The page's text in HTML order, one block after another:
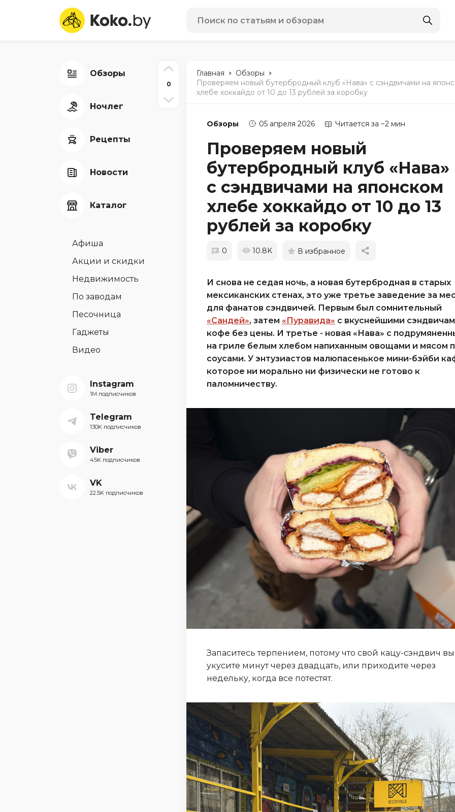
Обзоры
Ночлег
Рецепты
Новости
Каталог
Афиша
Акции и скидки
Недвижимость
По заводам
Песочница
Гаджеты
Видео
Instagram
1M подписчиков
Telegram
130K подписчиков
Viber
45K подписчиков
VK
22.5K подписчиков
0
Главная - Обзоры -
Проверяем новый бутербродный клуб «Нава» с сэндвичами на
хлебе хоккайдо от 10 до 13 рублей за коробку
Обзоры 05 апреля 2026 Читается за ~2 мин
Проверяем новый
бутербродный клуб «Нава»
с сэндвичами на японском
хлебе хоккайдо от 10 до 13
рублей за коробку
0 10.8K В избранное
И снова не седая ночь, а новая бутербродная в старых
мексиканских стенах, это уже третье заведение за
для фанатов сэндвичей. Первым был сомнительный
«Сандей», затем «Пуравида» с вкуснейшими
кофе без цены. И третье - новая «Нава» с
на гриле белым хлебом напиханным овощами и мясом
соусами. У энтузиастов малюпасенькое мини-бэйби
которое ни морально ни физически не готово к
паломничеству.
Запаситесь терпением, потому что свой кацу-сэндвич вы
укусите минут через двадцать, или приходите через
недельку, когда все потестят.